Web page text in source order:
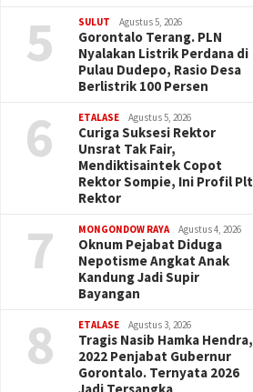
5 SULUT Agustus 5, 2026
Gorontalo Terang. PLN
Nyalakan Listrik Perdana di
Pulau Dudepo, Rasio Desa
Berlistrik 100 Persen
6 ETALASE Agustus 5, 2026
Curiga Suksesi Rektor
Unsrat Tak Fair,
Mendiktisaintek Copot
Rektor Sompie, Ini Profil Plt
Rektor
7 MONGONDOW RAYA Agustus 4, 2026
Oknum Pejabat Diduga
Nepotisme Angkat Anak
Kandung Jadi Supir
Bayangan
8 ETALASE Agustus 3, 2026
Tragis Nasib Hamka Hendra,
2022 Penjabat Gubernur
Gorontalo. Ternyata 2026